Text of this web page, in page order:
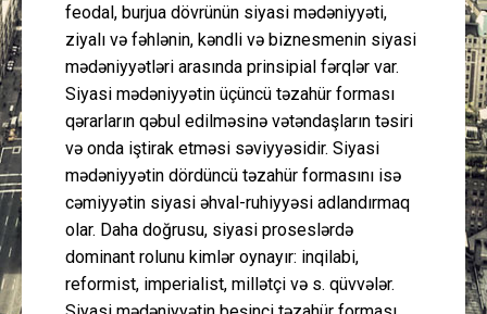
feodal, burjua dövrünün siyasi mədəniyyəti,
ziyalı və fəhlənin, kəndli və biznesmenin siyasi
mədəniyyətləri arasında prinsipial fərqlər var.
Siyasi mədəniyyətin üçüncü təzahür forması
qərarların qəbul edilməsinə vətəndaşların təsiri
və onda iştirak etməsi səviyyəsidir. Siyasi
mədəniyyətin dördüncü təzahür formasını isə
cəmiyyətin siyasi əhval-ruhiyyəsi adlandırmaq
olar. Daha doğrusu, siyasi proseslərdə
dominant rolunu kimlər oynayır: inqilabi,
reformist, imperialist, millətçi və s. qüvvələr.